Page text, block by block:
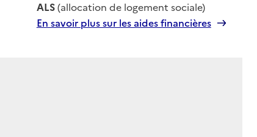
ALS(allocation de logement sociale)
En savoir plus sur les aides financières